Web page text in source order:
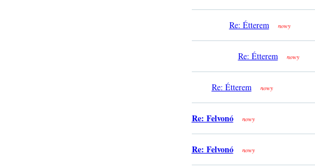
Re: Étterem nowy
Re: Étterem nowy
Re: Étterem nowy
Re: Felvonó nowy
Re: Felvonó nowy